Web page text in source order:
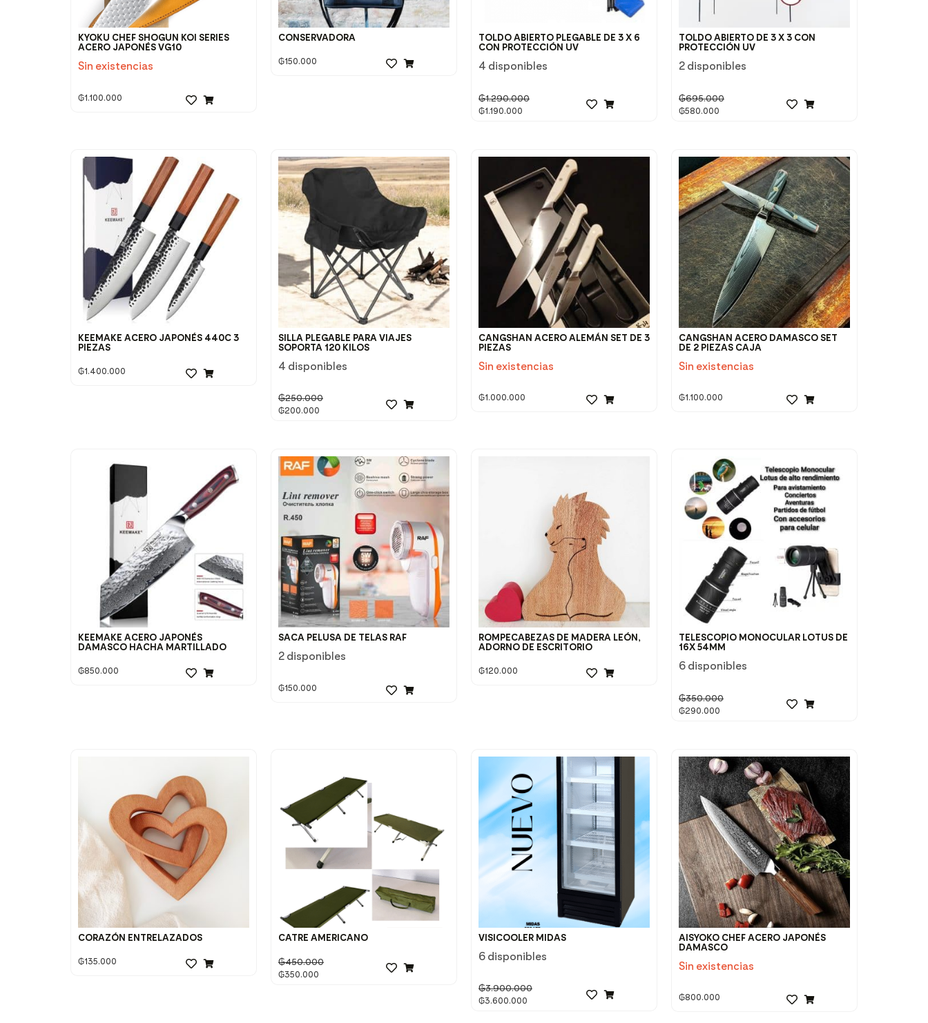
KYOKU CHEF SHOGUN KOI SERIES
ACERO JAPONÉS VG10
Sin existencias
₲1.100.000
CONSERVADORA
₲150.000
TOLDO ABIERTO PLEGABLE DE 3 X 6
CON PROTECCIÓN UV
4 disponibles
₲1.290.000
₲1.190.000
TOLDO ABIERTO DE 3 X 3 CON
PROTECCIÓN UV
2 disponibles
₲695.000
₲580.000
KEEMAKE ACERO JAPONÉS 440C 3
PIEZAS
₲1.400.000
SILLA PLEGABLE PARA VIAJES
SOPORTA 120 KILOS
4 disponibles
₲250.000
₲200.000
CANGSHAN ACERO ALEMÁN SET DE 3
PIEZAS
Sin existencias
₲1.000.000
CANGSHAN ACERO DAMASCO SET
DE 2 PIEZAS CAJA
Sin existencias
₲1.100.000
KEEMAKE ACERO JAPONÉS
DAMASCO HACHA MARTILLADO
₲850.000
SACA PELUSA DE TELAS RAF
2 disponibles
₲150.000
ROMPECABEZAS DE MADERA LEÓN,
ADORNO DE ESCRITORIO
₲120.000
TELESCOPIO MONOCULAR LOTUS DE
16X 54MM
6 disponibles
₲350.000
₲290.000
CORAZÓN ENTRELAZADOS
₲135.000
CATRE AMERICANO
₲450.000
₲350.000
VISICOOLER MIDAS
6 disponibles
₲3.900.000
₲3.600.000
AISYOKO CHEF ACERO JAPONÉS
DAMASCO
Sin existencias
₲800.000